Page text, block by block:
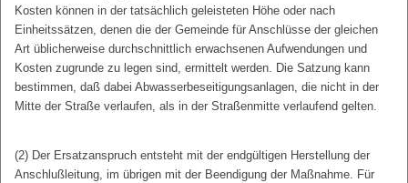
Kosten können in der tatsächlich geleisteten Höhe oder nach
Einheitssätzen, denen die der Gemeinde für Anschlüsse der gleichen
Art üblicherweise durchschnittlich erwachsenen Aufwendungen und
Kosten zugrunde zu legen sind, ermittelt werden. Die Satzung kann
bestimmen, daß dabei Abwasserbeseitigungsanlagen, die nicht in der
Mitte der Straße verlaufen, als in der Straßenmitte verlaufend gelten.
(2) Der Ersatzanspruch entsteht mit der endgültigen Herstellung der
Anschlußleitung, im übrigen mit der Beendigung der Maßnahme. Für